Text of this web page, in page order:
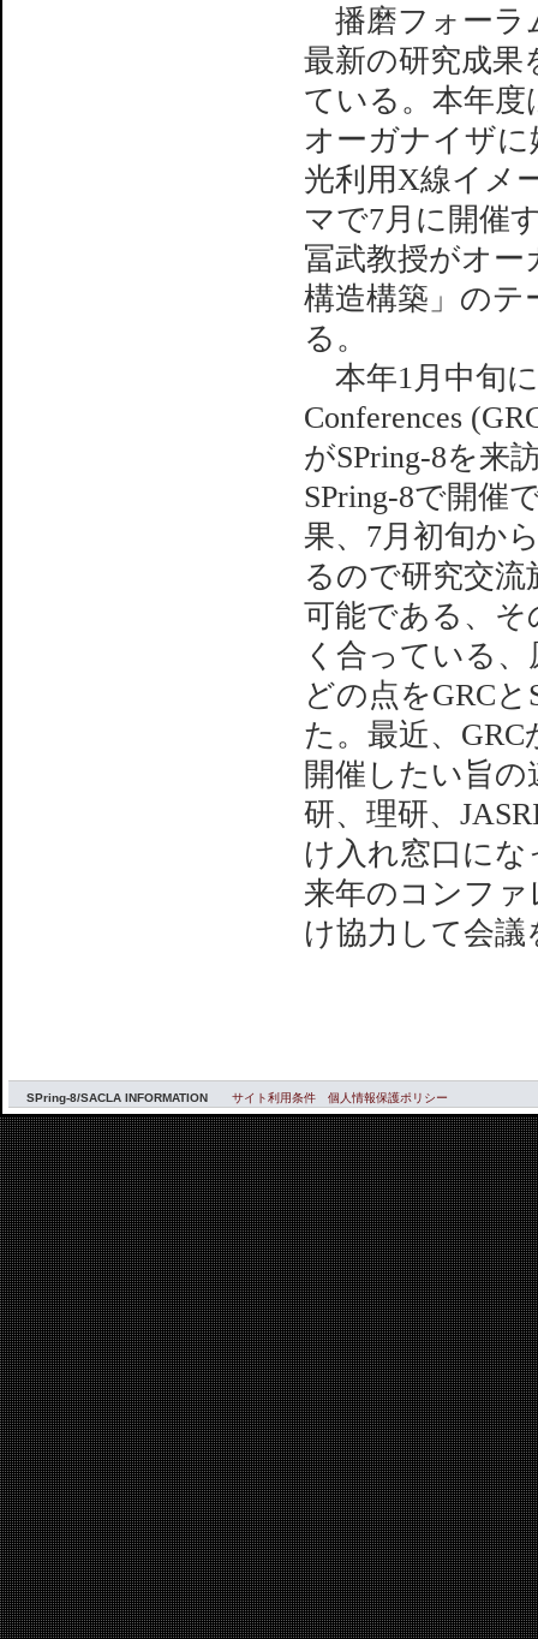
播磨フォーラ
最新の研究成果
ている。本年度
オーガナイザに
光利用X線イメ
マで7月に開催
冨武教授がオ
構造構築」のテ
る。
本年1月中旬に
Conferences
がSPring-8を来
SPring-8で開催
果、7月初旬か
るので研究交
可能である、
く合っている
どの点をGRC
た。最近、
開催したい旨の
研、理研、
け入れ窓口に
来年のコンフ
け協力して会
SPring-8/SACLA INFORMATION サイト利用条件 個人情報保護ポリシー